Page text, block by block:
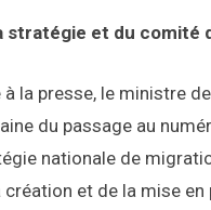
stratégie et du comité
à la presse, le ministre
du passage au
nationale de
création et de la mise